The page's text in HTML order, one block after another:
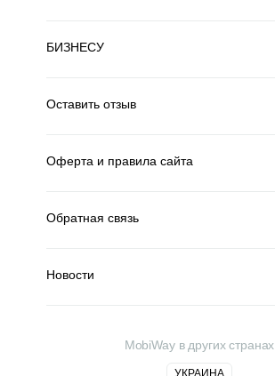
БИЗНЕСУ
Оставить отзыв
Оферта и правила сайта
Обратная связь
Новости
MobiWay в других странах
УКРАИНА